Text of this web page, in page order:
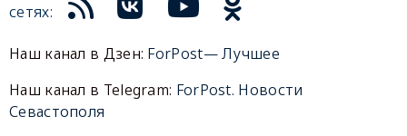
сетях:
Наш канал в Дзен: ForPost— Лучшее
Наш канал в Telegram: ForPost. Новости
Севастополя